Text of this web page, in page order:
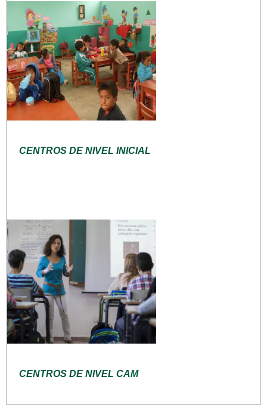
CENTROS DE NIVEL INICIAL
CENTROS DE NIVEL CAM